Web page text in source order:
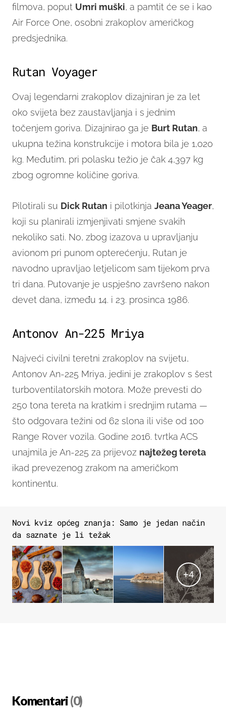
filmova, poput Umri muški, a pamtit će se i kao
Air Force One, osobni zrakoplov američkog
predsjednika.
Rutan Voyager
Ovaj legendarni zrakoplov dizajniran je za let
oko svijeta bez zaustavljanja i s jednim
točenjem goriva. Dizajnirao ga je Burt Rutan, a
ukupna težina konstrukcije i motora bila je 1,020
kg. Međutim, pri polasku težio je čak 4,397 kg
zbog ogromne količine goriva.
Pilotirali su Dick Rutan i pilotkinja Jeana Yeager,
koji su planirali izmjenjivati smjene svakih
nekoliko sati. No, zbog izazova u upravljanju
avionom pri punom opterećenju, Rutan je
navodno upravljao letjelicom sam tijekom prva
tri dana. Putovanje je uspješno završeno nakon
devet dana, između 14. i 23. prosinca 1986.
Antonov An-225 Mriya
Najveći civilni teretni zrakoplov na svijetu,
Antonov An-225 Mriya, jedini je zrakoplov s šest
turboventilatorskih motora. Može prevesti do
250 tona tereta na kratkim i srednjim rutama —
što odgovara težini od 62 slona ili više od 100
Range Rover vozila. Godine 2016. tvrtka ACS
unajmila je An-225 za prijevoz najtežeg tereta
ikad prevezenog zrakom na američkom
kontinentu.
Novi kviz općeg znanja: Samo je jedan način
da saznate je li težak
+4
Komentari(0)